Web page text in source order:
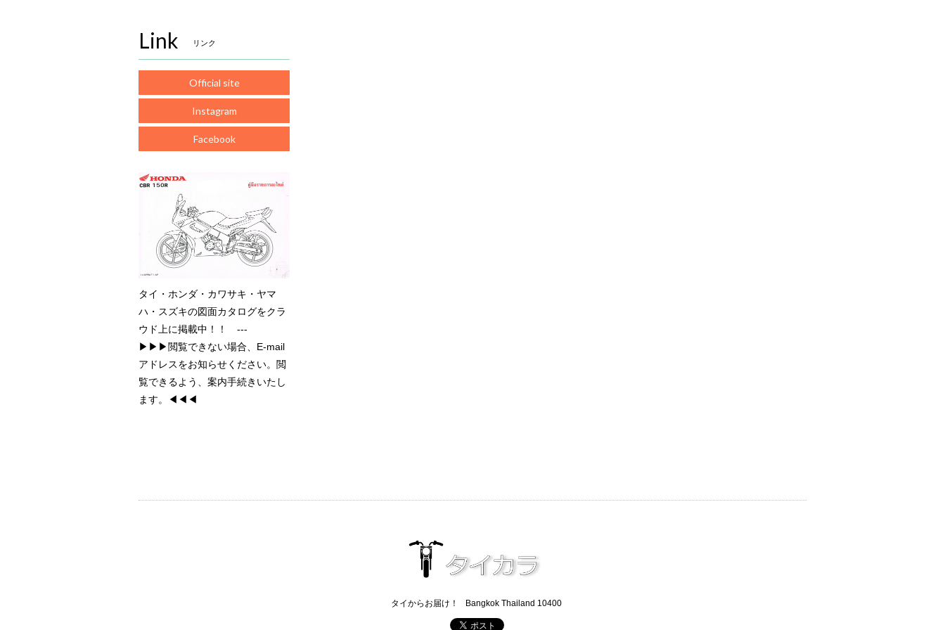
Link リンク
Official site
Instagram
Facebook
タイ・ホンダ・カワサキ・ヤマ
ハ・スズキの図面カタログをクラ
ウド上に掲載中！！ ---
▶▶▶閲覧できない場合、E-mail
アドレスをお知らせください。閲
覧できるよう、案内手続きいたし
ます。◀◀◀
タイからお届け！ Bangkok Thailand 10400